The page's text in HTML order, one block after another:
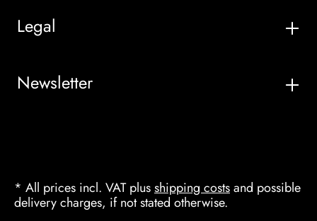
Legal
Newsletter
* All prices incl. VAT plusshipping costsand possible
delivery charges, if not stated otherwise.